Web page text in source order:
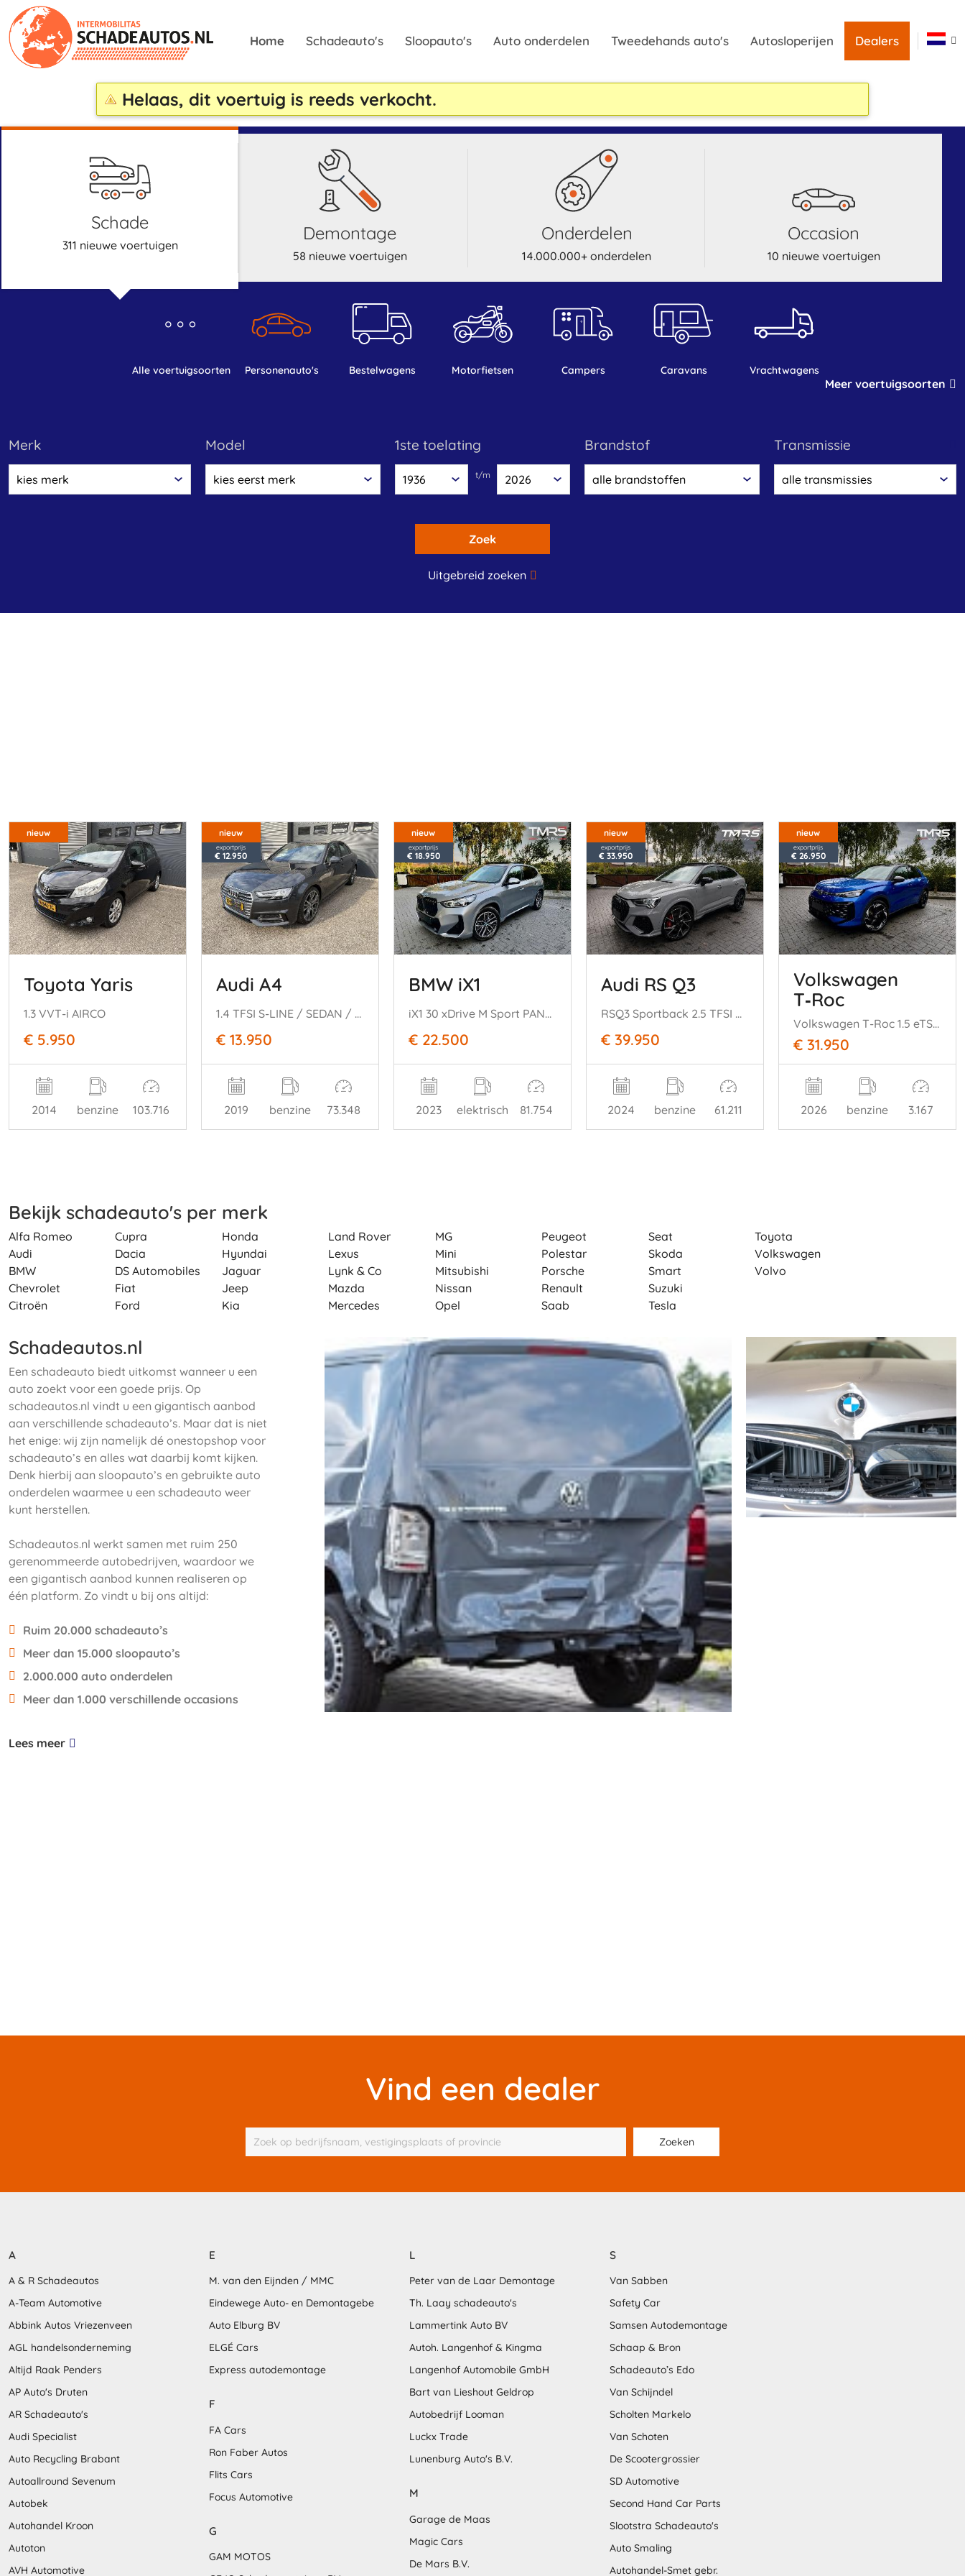
Home Schadeauto's Sloopauto's Auto onderdelen Tweedehands auto's Autosloperijen Dealers
Helaas, dit voertuig is reeds verkocht.
schade
311 nieuwe voertuigen
demontage
58 nieuwe voertuigen
onderdelen
14.000.000+ onderdelen
occasion
10 nieuwe voertuigen
alle voertuigsoorten personenauto's bestelwagens motorfietsen campers caravans vrachtwagens
Meer voertuigsoorten
merk model 1ste toelating
t/m
brandstof transmissie
Zoek
Uitgebreid zoeken
nieuw
Toyota Yaris
1.3 VVT-i AIRCO
€ 5.950
2014 benzine 103.716
nieuw
exportprijs
€ 12.950
Audi A4
1.4 TFSI S-LINE / SEDAN / AUTOMAAT / NAVI / CRUISE
€ 13.950
2019 benzine 73.348
nieuw
exportprijs
€ 18.950
BMW iX1
iX1 30 xDrive M Sport PANO HUD Frozen-Grey VOLL
€ 22.500
2023 elektrisch 81.754
nieuw
exportprijs
€ 33.950
Audi RS Q3
RSQ3 Sportback 2.5 TFSI Quattro PANO NARDO-GREY SONOS
€ 39.950
2024 benzine 61.211
nieuw
exportprijs
€ 26.950
Volkswagen
T‑Roc
Volkswagen T-Roc 1.5 eTSI 110 kW R-Line Camera Ambiance ACC
€ 31.950
2026 benzine 3.167
Bekijk schadeauto's per merk
Alfa Romeo
Audi
BMW
Chevrolet
Citroën
Cupra
Dacia
DS Automobiles
Fiat
Ford
Honda
Hyundai
Jaguar
Jeep
Kia
Land Rover
Lexus
Lynk & Co
Mazda
Mercedes
MG
Mini
Mitsubishi
Nissan
Opel
Peugeot
Polestar
Porsche
Renault
Saab
Seat
Skoda
Smart
Suzuki
Tesla
Toyota
Volkswagen
Volvo
Schadeautos.nl
Een schadeauto biedt uitkomst wanneer u een
auto zoekt voor een goede prijs. Op
schadeautos.nl vindt u een gigantisch aanbod
aan verschillende schadeauto’s. Maar dat is niet
het enige: wij zijn namelijk dé onestopshop voor
schadeauto’s en alles wat daarbij komt kijken.
Denk hierbij aan sloopauto’s en gebruikte auto
onderdelen waarmee u een schadeauto weer
kunt herstellen.
Schadeautos.nl werkt samen met ruim 250
gerenommeerde autobedrijven, waardoor we
een gigantisch aanbod kunnen realiseren op
één platform. Zo vindt u bij ons altijd:
Ruim 20.000 schadeauto’s
Meer dan 15.000 sloopauto’s
2.000.000 auto onderdelen
Meer dan 1.000 verschillende occasions
Lees meer
Vind een dealer
A
A & R Schadeautos
A-Team Automotive
Abbink Autos Vriezenveen
AGL handelsonderneming
Altijd Raak Penders
AP Auto's Druten
AR Schadeauto's
Audi Specialist
Auto Recycling Brabant
Autoallround Sevenum
Autobek
Autohandel Kroon
Autoton
AVH Automotive
E
M. van den Eijnden / MMC
Eindewege Auto- en Demontagebe
Auto Elburg BV
ELGÉ Cars
Express autodemontage
F
FA Cars
Ron Faber Autos
Flits Cars
Focus Automotive
G
GAM MOTOS
L
Peter van de Laar Demontage
Th. Laay schadeauto's
Lammertink Auto BV
Autoh. Langenhof & Kingma
Langenhof Automobile GmbH
Bart van Lieshout Geldrop
Autobedrijf Looman
Luckx Trade
Lunenburg Auto's B.V.
M
Garage de Maas
Magic Cars
De Mars B.V.
S
Van Sabben
Safety Car
Samsen Autodemontage
Schaap & Bron
Schadeauto’s Edo
Van Schijndel
Scholten Markelo
Van Schoten
De Scootergrossier
SD Automotive
Second Hand Car Parts
Slootstra Schadeauto's
Auto Smaling
Autohandel-Smet gebr.